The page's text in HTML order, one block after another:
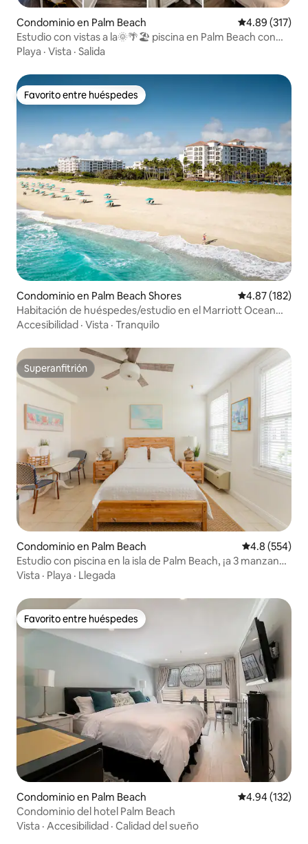
Condominio en Palm Beach Calificación
4.89 (317)
Estudio con vistas a la🌞🌴🏖 piscina en Palm Beach con
aparcamiento y⚡ wifi
Playa · Vista · Salida
Favorito entre huéspedes
Favorito entre huéspedes
Condominio en Palm Beach Shores Calificación
4.87 (182)
Habitación de huéspedes/estudio en el Marriott Ocean
Pointe
Accesibilidad · Vista · Tranquilo
Superanfitrión
Superanfitrión
Condominio en Palm Beach Calificación
4.8 (554)
Estudio con piscina en la isla de Palm Beach, ¡a 3 manzanas
de la playa!
Vista · Playa · Llegada
Favorito entre huéspedes
Favorito entre huéspedes
Condominio en Palm Beach Calificación
4.94 (132)
Condominio del hotel Palm Beach
Vista · Accesibilidad · Calidad del sueño